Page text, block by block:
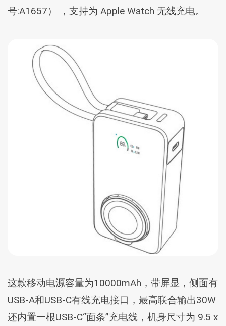
号:A1657） ，支持为 Apple Watch 无线充电。
这款移动电源容量为10000mAh，带屏显，侧面有
USB-A和USB-C有线充电接口，最高联合输出30W
还内置一根USB-C“面条”充电线，机身尺寸为 9.5 x